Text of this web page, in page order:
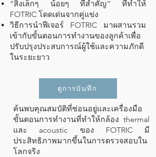
“สิ่งเล็กๆ น้อยๆ ที่สำคัญ” ที่ทำให้
FOTRIC โดดเด่นจากคู่แข่ง
วิธีการนำฟีเจอร์ FOTRIC มาผสานรวม
เข้ากับขั้นตอนการทำงานของลูกค้าเพื่อ
ปรับปรุงประสบการณ์ผู้ใช้และความภักดี
ในระยะยาว
ดูการบันทึก
ค้นพบคุณสมบัติที่ซ่อนอยู่และเครื่องมือ
ขั้นตอนการทำงานที่ทำให้กล้อง thermal
และ acoustic ของ FOTRIC มี
ประสิทธิภาพมากขึ้นในการตรวจสอบใน
โลกจริง